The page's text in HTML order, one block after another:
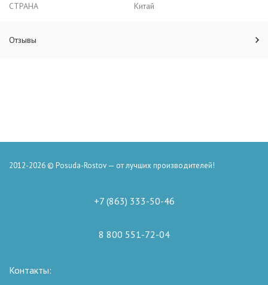
СТРАНА
Китай
Отзывы
2012-2026 © Posuda-Rostov — от лучших производителей!
+7 (863) 333-50-46
8 800 551-72-04
Контакты: